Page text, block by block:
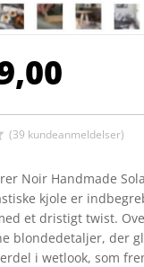
(39 kundeanmeldelser)
Noir Handmade
kjole er
et dristigt twist.
blondedetaljer, der
i wetlook, som